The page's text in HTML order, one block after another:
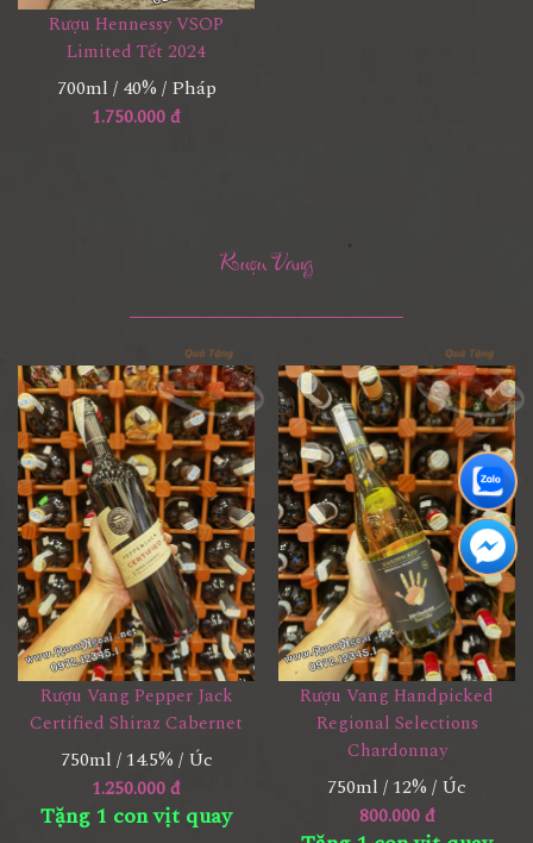
Rượu Hennessy VSOP
Limited Tết 2024
700ml / 40% / Pháp
1.750.000 đ
Rượu Vang
Rượu Vang Pepper Jack
Certified Shiraz Cabernet
750ml / 14.5% / Úc
1.250.000 đ
Tặng 1 con vịt quay
Rượu Vang Handpicked
Regional Selections
Chardonnay
750ml / 12% / Úc
800.000 đ